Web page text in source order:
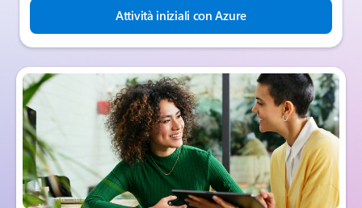
Attività iniziali con Azure